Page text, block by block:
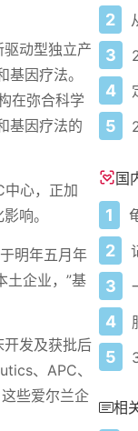
动型独立产
因疗法。
在弥合科学
基因疗法的
中心，正加
响。
明年五月年
土企业，”基
发及获批后
、APC、
些爱尔兰企
2
3
4
5
国
1
2
3
4
5
相